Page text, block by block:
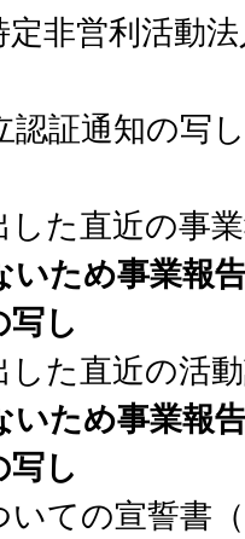
非営利活動
認証通知の写し
した直近の事
いため事業報
写し
した直近の活
いため事業報
写し
いての宣誓書